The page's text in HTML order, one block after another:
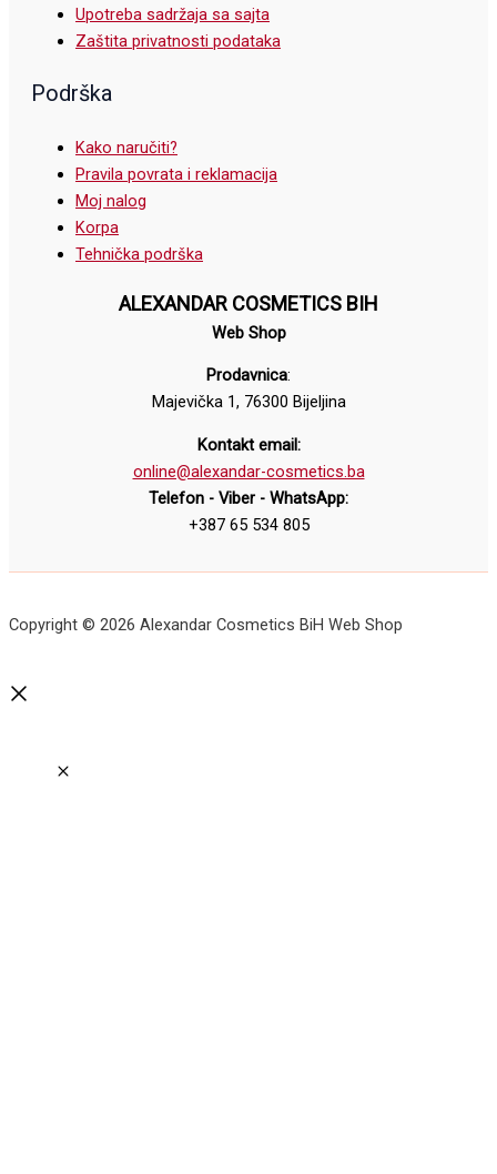
Upotreba sadržaja sa sajta
Zaštita privatnosti podataka
Podrška
Kako naručiti?
Pravila povrata i reklamacija
Moj nalog
Korpa
Tehnička podrška
ALEXANDAR COSMETICS BIH
Web Shop
Prodavnica:
Majevička 1, 76300 Bijeljina
Kontakt email:
online@alexandar-cosmetics.ba
Telefon - Viber - WhatsApp:
+387 65 534 805
Copyright © 2026 Alexandar Cosmetics BiH Web Shop